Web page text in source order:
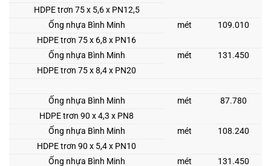
HDPE trơn 75 x 5,6 x PN12,5
Ống nhựa Bình Minh
mét
109.010
HDPE trơn 75 x 6,8 x PN16
Ống nhựa Bình Minh
mét
131.450
HDPE trơn 75 x 8,4 x PN20
Ống nhựa Bình Minh mét
87.780
HDPE trơn 90 x 4,3 x PN8
Ống nhựa Bình Minh
mét
108.240
HDPE trơn 90 x 5,4 x PN10
Ống nhựa Bình Minh
mét
131.450